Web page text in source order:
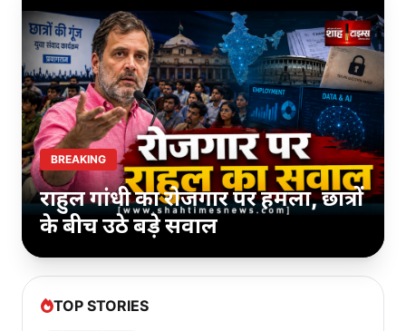
BREAKING
परिसीमन बिल पर डीएमके का रुख
साफ, आगे क्या?
TOP STORIES